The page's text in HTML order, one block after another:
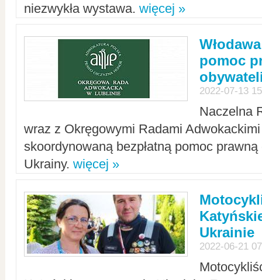
niezwykła wystawa. więcej »
pomoc
2022-07-13
Naczelna
wraz z Okręgowymi Radami Adwokackimi
skoordynowaną bezpłatną pomoc
Ukrainy. więcej »
Ukrainie
2022-06-21